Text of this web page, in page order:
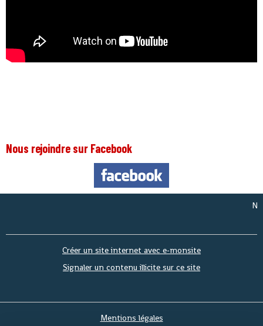
Nous rejoindre sur Facebook
Nous
Créer un site internet avec e-monsite
Signaler un contenu illicite sur ce site
Mentions légales